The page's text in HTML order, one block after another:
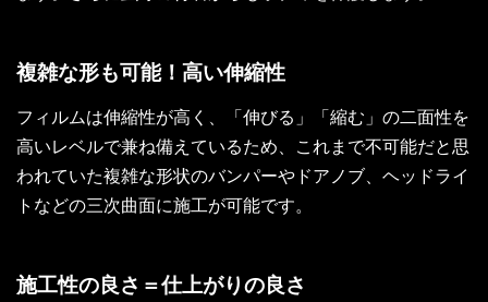
複雑な形も可能！高い伸縮性
フィルムは伸縮性が高く、「伸びる」「縮む」の二面性を
高いレベルで兼ね備えているため、これまで不可能だと思
われていた複雑な形状のバンパーやドアノブ、ヘッドライ
トなどの三次曲面に施工が可能です。
施工性の良さ＝仕上がりの良さ